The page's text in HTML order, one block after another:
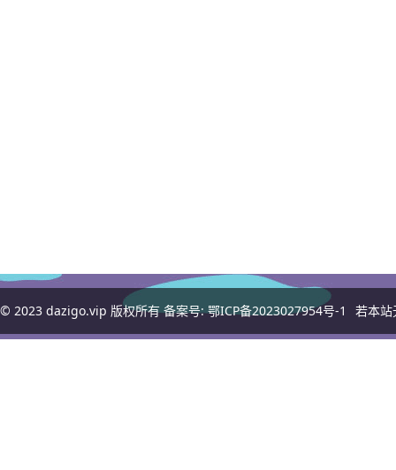
© 2023 dazigo.vip 版权所有 备案号:鄂ICP备2023027954号-1 若本